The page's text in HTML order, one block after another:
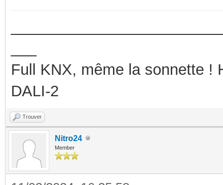
Full KNX, même la sonnette !
DALI-2
Trouver
Nitro24
Member